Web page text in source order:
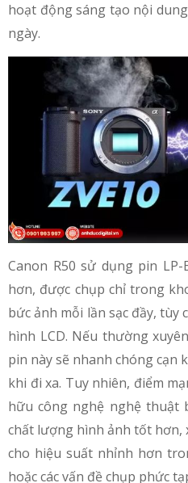
hoạt động sáng tạo nội
ngày.
Canon R50 sử dụng pin
hơn, được chụp chỉ trong
bức ảnh mỗi lần sạc đầy, tùy
hình LCD. Nếu thường
pin này sẽ nhanh chóng cạn
khi đi xa. Tuy nhiên, điểm
hữu công nghệ nghệ thuật
chất lượng hình ảnh tốt hơn,
cho hiệu suất nhỉnh hơn
hoặc các vấn đề chụp phức